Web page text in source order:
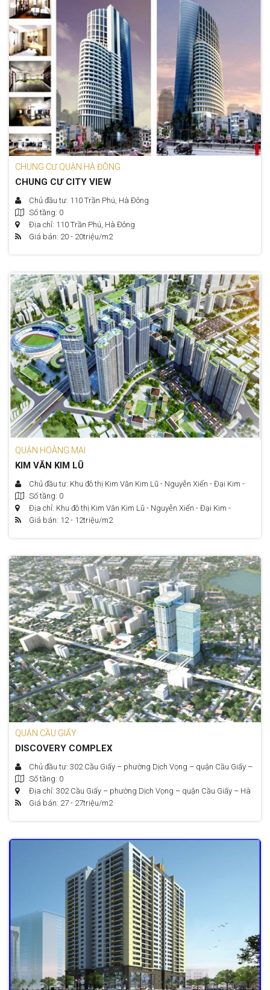
CHUNG CƯ QUẬN HÀ ĐÔNG
CHUNG CƯ CITY VIEW
Chủ đầu tư: 110 Trần Phú, Hà Đông
Số tầng: 0
Địa chỉ: 110 Trần Phú, Hà Đông
Giá bán: 20 - 20triệu/m2
QUẬN HOÀNG MAI
KIM VĂN KIM LŨ
Chủ đầu tư: Khu đô thị Kim Văn Kim Lũ - Nguyễn Xiển - Đại Kim -
Hoàng Mai – Hà Nội
Số tầng: 0
Địa chỉ: Khu đô thị Kim Văn Kim Lũ - Nguyễn Xiển - Đại Kim -
Hoàng Mai – Hà Nội
Giá bán: 12 - 12triệu/m2
QUẬN CẦU GIẤY
DISCOVERY COMPLEX
Chủ đầu tư: 302 Cầu Giấy – phường Dịch Vọng – quận Cầu Giấy –
Hà NộiSố tầng: 0
Địa chỉ: 302 Cầu Giấy – phường Dịch Vọng – quận Cầu Giấy – Hà
Nội
Giá bán: 27 - 27triệu/m2